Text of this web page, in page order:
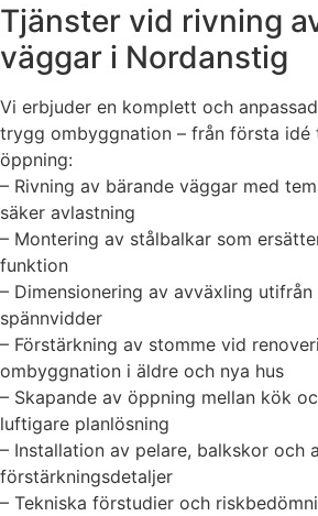
Tjänster vid rivning
väggar i Nordanstig
Vi erbjuder en komplett och
trygg ombyggnation – från första idé
öppning:
– Rivning av bärande väggar med
säker avlastning
– Montering av stålbalkar som
funktion
– Dimensionering av avväxling
spännvidder
– Förstärkning av stomme vid
ombyggnation i äldre och nya hus
– Skapande av öppning mellan kök
luftigare planlösning
– Installation av pelare, balkskor och
förstärkningsdetaljer
– Tekniska förstudier och